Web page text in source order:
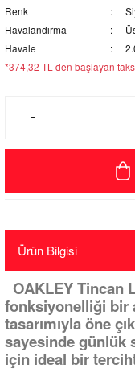
Renk
Havalandırma
Havale
*374,32 TL den başlayan
Ürün Bilgisi
OAKLEY Tincan
fonksiyonelliği bir
tasarımıyla öne
sayesinde günlük
için ideal bir